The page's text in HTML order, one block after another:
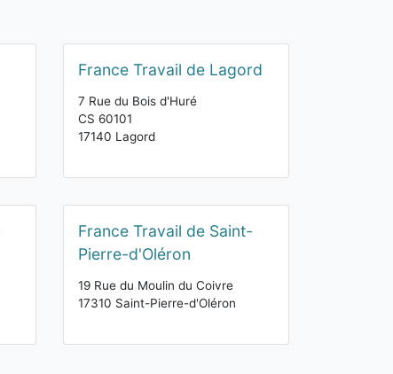
France Travail de Lagord
7 Rue du Bois d'Huré
CS 60101
17140 Lagord
France Travail de Saint-
Pierre-d'Oléron
19 Rue du Moulin du Coivre
17310 Saint-Pierre-d'Oléron